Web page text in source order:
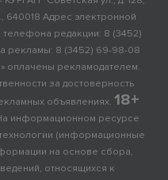
640018 Адрес электронной
редакции: 8 (3452)
рекламы: 8 (3452) 69-98-08
оплачены рекламодателем.
за достоверность
объявлениях. 18+
информационном ресурсе
(информационные
на основе сбора,
относящихся к